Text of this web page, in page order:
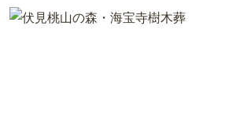
もありません。永代供養付きで、お墓を継ぐ